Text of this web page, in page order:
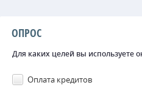
ОПРОС
Для каких целей вы используете
Оплата кредитов